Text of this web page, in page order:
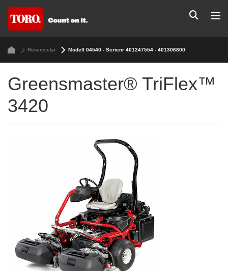
Reservdelar Modell 04540 - Serienr 401247554 - 401306800
Greensmaster® TriFlex™
3420